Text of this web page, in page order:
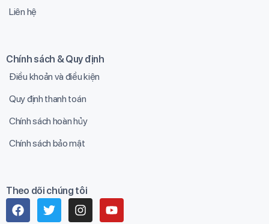
Liên hệ
Chính sách & Quy định
Điều khoản và điều kiện
Quy định thanh toán
Chính sách hoàn hủy
Chính sách bảo mật
Theo dõi chúng tôi